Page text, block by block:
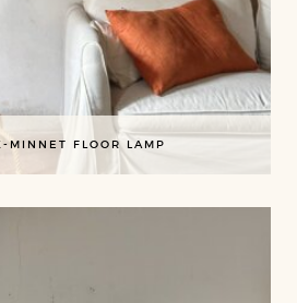
MINNET FLOOR LAMP